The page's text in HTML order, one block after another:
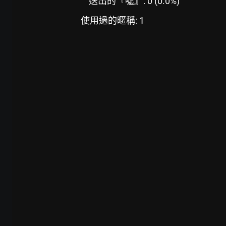
使用過的暱稱: 1